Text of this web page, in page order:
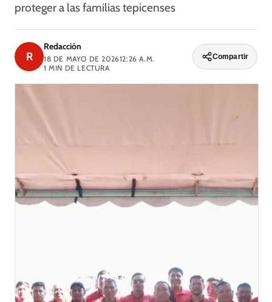
proteger a las familias tepicenses
R
Redacción
18 DE MAYO DE 202612:26 A.M.
1 MIN DE LECTURA
Compartir